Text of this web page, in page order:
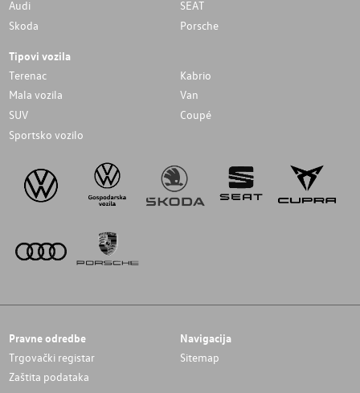
Audi
SEAT
Skoda
Porsche
Tipovi vozila
Terenac
Kabrio
Mala vozila
Van
SUV
Coupé
Sportsko vozilo
Pravne odredbe
Trgovački registar
Zaštita podataka
Navigacija
Sitemap